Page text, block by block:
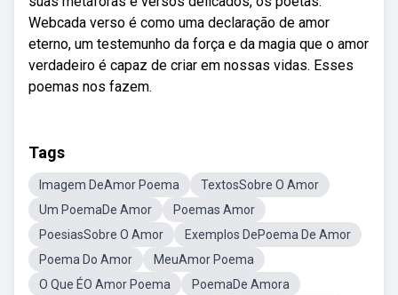
Webcada verso é como uma declaração de amor
eterno, um testemunho da força e da magia que o amor
verdadeiro é capaz de criar em nossas vidas. Esses
poemas nos fazem.
Tags
Imagem DeAmor Poema
TextosSobre O Amor
Um PoemaDe Amor
Poemas Amor
PoesiasSobre O Amor
Exemplos DePoema De Amor
Poema Do Amor
MeuAmor Poema
O Que ÉO Amor Poema
PoemaDe Amora